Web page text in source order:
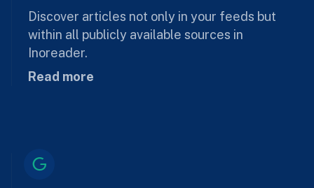
Discover articles not only in your feeds but
within all publicly available sources in
Inoreader.
Read more